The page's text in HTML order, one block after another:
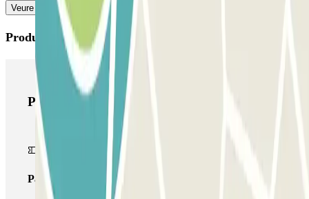
Veure més
Productes de Parclick
Productes de Parclick
Passi simple